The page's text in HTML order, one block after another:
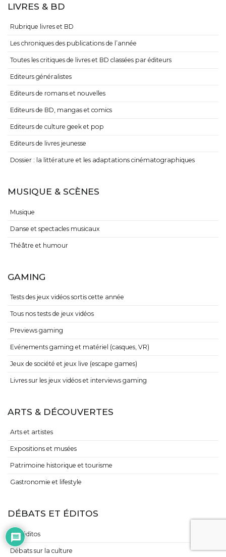
LIVRES & BD
Rubrique livres et BD
Les chroniques des publications de l’année
Toutes les critiques de livres et BD classées par éditeurs
Editeurs généralistes
Editeurs de romans et nouvelles
Editeurs de BD, mangas et comics
Editeurs de culture geek et pop
Editeurs de livres jeunesse
Dossier : la littérature et les adaptations cinématographiques
MUSIQUE & SCÈNES
Musique
Danse et spectacles musicaux
Théâtre et humour
GAMING
Tests des jeux vidéos sortis cette année
Tous nos tests de jeux vidéos
Previews gaming
Evénements gaming et matériel (casques, VR)
Jeux de société et jeux live (escape games)
Livres sur les jeux vidéos et interviews gaming
ARTS & DÉCOUVERTES
Arts et artistes
Expositions et musées
Patrimoine historique et tourisme
Gastronomie et lifestyle
DÉBATS ET ÉDITOS
Nos éditos
Débats sur la culture